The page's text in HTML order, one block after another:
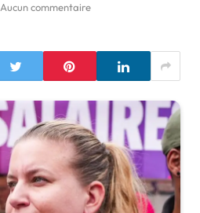
Aucun commentaire